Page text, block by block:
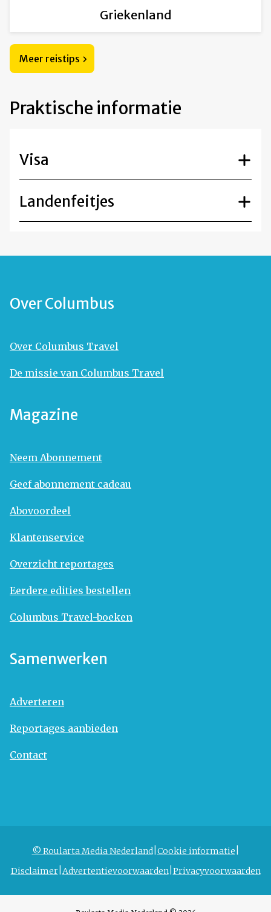
Griekenland
Meer reistips
Praktische informatie
Visa
Landenfeitjes
Over Columbus
Over Columbus Travel
De missie van Columbus Travel
Magazine
Neem Abonnement
Geef abonnement cadeau
Abovoordeel
Klantenservice
Overzicht reportages
Eerdere edities bestellen
Columbus Travel-boeken
Samenwerken
Adverteren
Reportages aanbieden
Contact
© Roularta Media Nederland Cookie informatie
Disclaimer Advertentievoorwaarden Privacyvoorwaarden